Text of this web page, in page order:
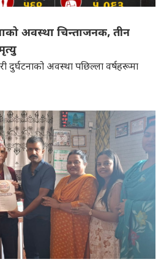
अवस्था चिन्ताजनक, तीन
दुर्घटनाको अवस्था पछिल्ला वर्षहरूमा